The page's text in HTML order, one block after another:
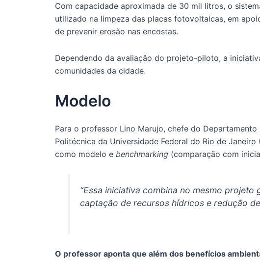
Com capacidade aproximada de 30 mil litros, o
utilizado na limpeza das placas fotovoltaicas, em
de prevenir erosão nas encostas.
Dependendo da avaliação do projeto-piloto, a
comunidades da cidade.
Modelo
Para o professor Lino Marujo, chefe do Departamento
Politécnica da Universidade Federal do Rio de
como modelo e benchmarking (comparação com
“Essa iniciativa combina no mesmo projeto
captação de recursos hídricos e redução
O professor aponta que além dos benefícios